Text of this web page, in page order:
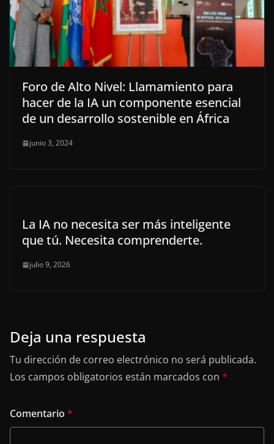
Foro de Alto Nivel: Llamamiento para
hacer de la IA un componente esencial
de un desarrollo sostenible en África
junio 3, 2024
La IA no necesita ser más inteligente
que tú. Necesita comprenderte.
julio 9, 2026
Deja una respuesta
Tu dirección de correo electrónico no será publicada.
Los campos obligatorios están marcados con *
Comentario *